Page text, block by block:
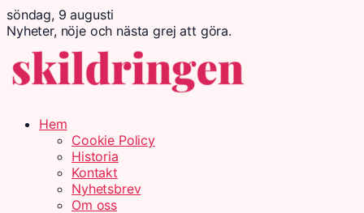
söndag, 9 augusti
Nyheter, nöje och nästa grej att göra.
Hem
Cookie Policy
Historia
Kontakt
Nyhetsbrev
Om oss